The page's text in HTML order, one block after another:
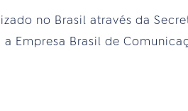
no Brasil através da
Empresa Brasil de